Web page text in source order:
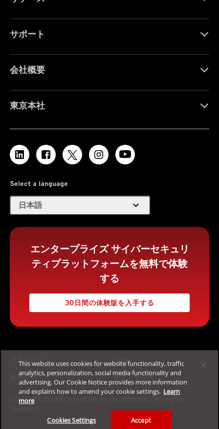
サポート
会社概要
東京本社
Select a language
日本語 expand_more
エンタープライズ サイバーセキュリ
ティプラットフォームを無料で体験
する
30日間の体験版を入手する
プライバシー
Legal
利用規約
サイトマップ
Copyright ©2026 Trend Micro Incorporated. All rights
This website uses cookies for website functionality, traffic
analytics, personalization, social media functionality and
advertising. Our Cookie Notice provides more information
and explains how to amend your cookie settings. Learn
more
Cookies Settings Accept